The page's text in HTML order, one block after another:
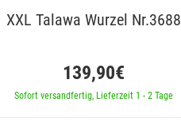
XXL Talawa Wurzel Nr.3688
139,90€
Sofort versandfertig, Lieferzeit 1 - 2 Tage